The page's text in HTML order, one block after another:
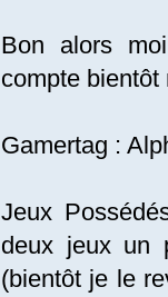
Bon alors
compte
Gamertag :
Jeux
deux jeux un
(bientôt je le